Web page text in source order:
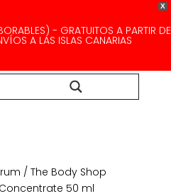
X
- GRATUITOS A PARTIR DE
A LAS ISLAS CANARIAS
/ The Body Shop
50 ml